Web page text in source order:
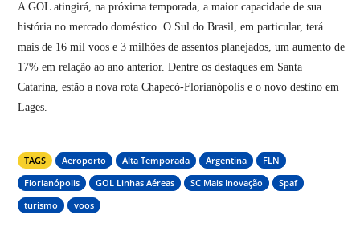
A GOL atingirá, na próxima temporada, a maior capacidade de sua
história no mercado doméstico. O Sul do Brasil, em particular, terá
mais de 16 mil voos e 3 milhões de assentos planejados, um aumento de
17% em relação ao ano anterior. Dentre os destaques em Santa
Catarina, estão a nova rota Chapecó-Florianópolis e o novo destino em
Lages.
TAGS Aeroporto Alta Temporada Argentina
FLN
Florianópolis
GOL Linhas Aéreas SC Mais Inovação
Spaf
turismo
voos